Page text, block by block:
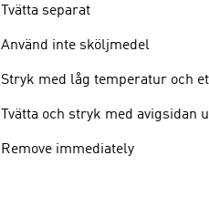
Tvätta separat
Använd inte sköljmedel
Stryk med låg temperatur och
Tvätta och stryk med avigsidan
Remove immediately